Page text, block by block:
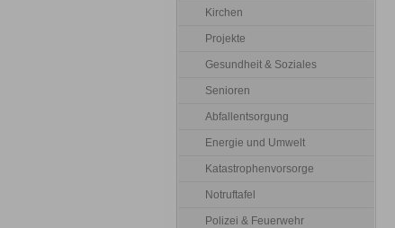
Kirchen
Projekte
Gesundheit & Soziales
Senioren
Abfallentsorgung
Energie und Umwelt
Katastrophenvorsorge
Notruftafel
Polizei & Feuerwehr